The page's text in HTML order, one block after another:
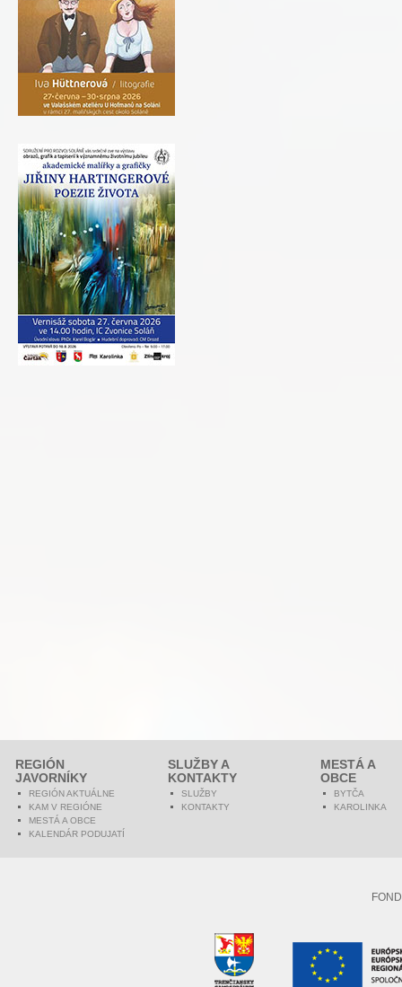
REGIÓN
JAVORNÍKY
REGIÓN AKTUÁLNE
KAM V REGIÓNE
MESTÁ A OBCE
KALENDÁR PODUJATÍ
SLUŽBY A
KONTAKTY
SLUŽBY
KONTAKTY
MESTÁ A
OBCE
BYTČA
KAROLINKA